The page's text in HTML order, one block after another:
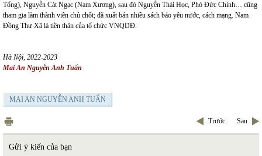
Tống), Nguyễn Cát Ngạc (Nam Xương), sau đó Nguyễn Thái Học, Phó Đức Chính… cũng
tham gia làm thành viên chủ chốt; đã xuất bản nhiều sách báo yêu nước, cách mạng. Nam
Đồng Thư Xã là tiền thân của tổ chức VNQDĐ.
Hà Nội, 2022-2023
Mai An Nguyễn Anh Tuấn
MAI AN NGUYỄN ANH TUẤN
Trước Sau
Gửi ý kiến của bạn